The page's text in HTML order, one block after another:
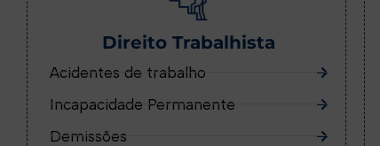
Direito Trabalhista
Acidentes de trabalho
Incapacidade Permanente
Demissões